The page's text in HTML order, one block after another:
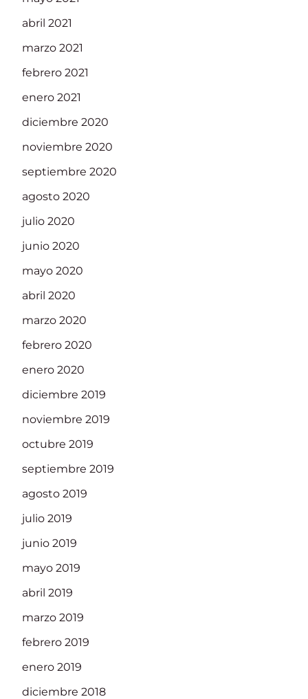
abril 2021
marzo 2021
febrero 2021
enero 2021
diciembre 2020
noviembre 2020
septiembre 2020
agosto 2020
julio 2020
junio 2020
mayo 2020
abril 2020
marzo 2020
febrero 2020
enero 2020
diciembre 2019
noviembre 2019
octubre 2019
septiembre 2019
agosto 2019
julio 2019
junio 2019
mayo 2019
abril 2019
marzo 2019
febrero 2019
enero 2019
diciembre 2018